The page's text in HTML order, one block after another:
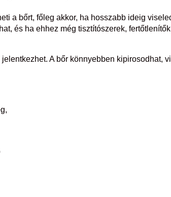
a bőrt, főleg akkor, ha hosszabb ideig
és ha ehhez még tisztítószerek,
A bőr könnyebben kipirosodhat,